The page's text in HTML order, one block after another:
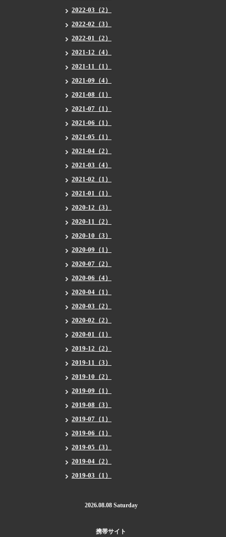
2022-03（2）
2022-02（3）
2022-01（2）
2021-12（4）
2021-11（1）
2021-09（4）
2021-08（1）
2021-07（1）
2021-06（1）
2021-05（1）
2021-04（2）
2021-03（4）
2021-02（1）
2021-01（1）
2020-12（3）
2020-11（2）
2020-10（3）
2020-09（1）
2020-07（2）
2020-06（4）
2020-04（1）
2020-03（2）
2020-02（2）
2020-01（1）
2019-12（2）
2019-11（3）
2019-10（2）
2019-09（1）
2019-08（3）
2019-07（1）
2019-06（1）
2019-05（3）
2019-04（2）
2019-03（1）
2026.08.08 Saturday
携帯サイト